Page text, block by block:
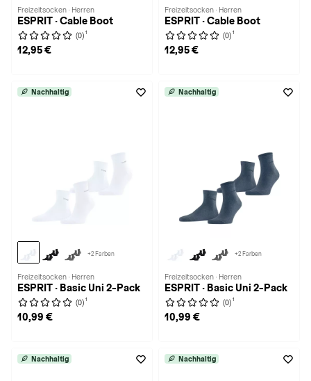
Freizeitsocken · Herren
ESPRIT · Cable Boot
(0) 1
12,95 €
Freizeitsocken · Herren
ESPRIT · Cable Boot
(0) 1
12,95 €
Nachhaltig
+2 Farben
Freizeitsocken · Herren
ESPRIT · Basic Uni 2-Pack
(0) 1
10,99 €
Nachhaltig
+2 Farben
Freizeitsocken · Herren
ESPRIT · Basic Uni 2-Pack
(0) 1
10,99 €
Nachhaltig Nachhaltig